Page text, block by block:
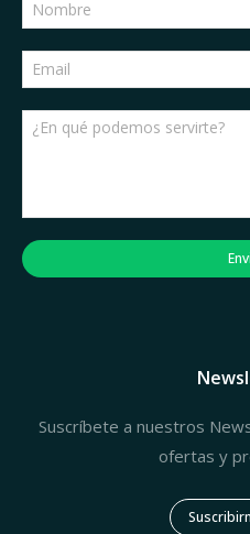
Suscríbete a nuestros
ofertas y